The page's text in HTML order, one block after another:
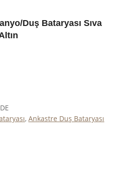
Duş Bataryası Sıva
, Ankastre Duş Bataryası